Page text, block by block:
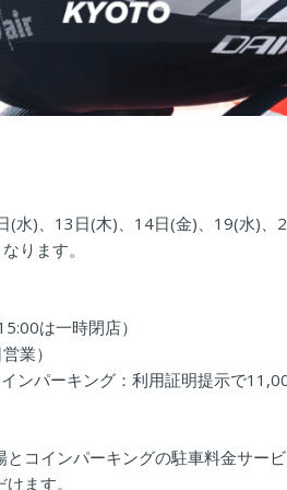
(水)、13日(木)、14日(金)、19(水)、
ります。
は一時閉店）
業）
パーキング：利用証明提示で
コインパーキングの駐車料金サービ
ます。